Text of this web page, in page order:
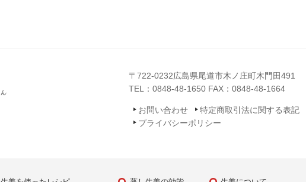
〒722-0232広島県尾道市木ノ庄町木門田491
TEL： 0848-48-1650 FAX：0848-48-1664
お問い合わせ
特定商取引法に関する表記
プライバシーポリシー